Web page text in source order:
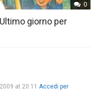
0
giorno per
at 20:11 Accedi per